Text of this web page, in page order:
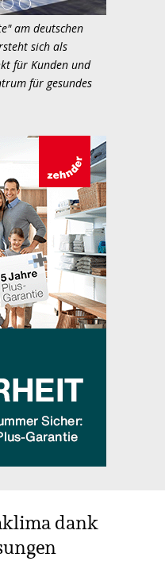
am deutschen
sich als
für Kunden und
für gesundes
dank